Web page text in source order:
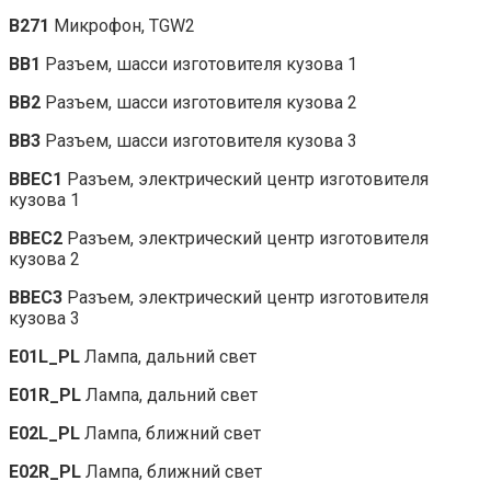
B271 Микрофон, TGW2
BB1 Разъем, шасси изготовителя кузова 1
BB2 Разъем, шасси изготовителя кузова 2
BB3 Разъем, шасси изготовителя кузова 3
BBEC1 Разъем, электрический центр изготовителя
кузова 1
BBEC2 Разъем, электрический центр изготовителя
кузова 2
BBEC3 Разъем, электрический центр изготовителя
кузова 3
E01L_PL Лампа, дальний свет
E01R_PL Лампа, дальний свет
E02L_PL Лампа, ближний свет
E02R_PL Лампа, ближний свет